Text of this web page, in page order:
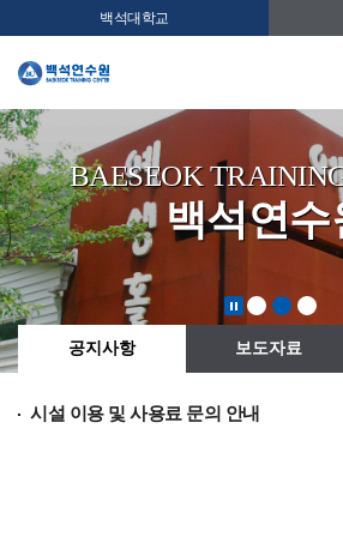
백석대학교
BAESEOK
백석연수
시설 이용 및 사용료 문의 안내